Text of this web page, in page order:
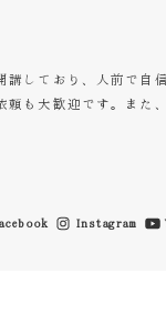
講しており、人前で自
頼も大歓迎です。また
Instagram